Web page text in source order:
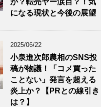
か？転売ヤー涙目？！気
になる現状と今後の展望
2025/06/22
小泉進次郎農相のSNS投
稿が物議！「コメ買った
ことない」発言を超える
炎上か？【PRとの線引き
は？】